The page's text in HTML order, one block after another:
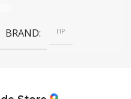
BRAND HP